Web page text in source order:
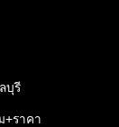
บุรี
+ราคา